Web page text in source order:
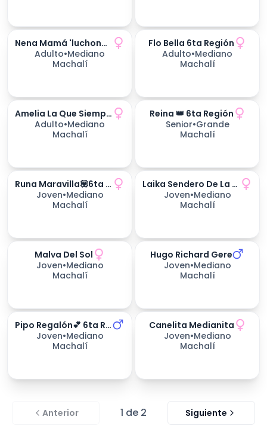
Nena Mamá 'luchona'💪🌷6ta Región
Adulto•Mediano
Machalí
Flo Bella 6ta Región
Adulto•Mediano
Machalí
170días esperando Amelia La Que Siempre Vuelve
Adulto•Mediano
Machalí
Reina 👑 6ta Región
Senior•Grande
Machalí
Runa Maravilla💟6ta Región
Joven•Mediano
Machalí
170días esperando Laika Sendero De La Vida
Joven•Mediano
Machalí
días esperando
Malva Del Sol
Joven•Mediano
Machalí
234días esperando
Hugo Richard Gere
Joven•Mediano
Machalí
Pipo Regalón💕 6ta Región
Joven•Mediano
Machalí
253días esperando
Canelita Medianita
Joven•Mediano
Machalí
Anterior 1 de 2 Siguiente